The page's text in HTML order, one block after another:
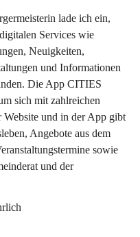
lade ich ein,
Services wie
Neuigkeiten,
und Informationen
Die App CITIES
sich mit zahlreichen
und in der App gibt
Angebote aus dem
sowie
und der